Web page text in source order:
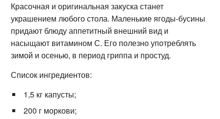
Красочная и оригинальная закуска станет
украшением любого стола. Маленькие ягоды-бусины
придают блюду аппетитный внешний вид и
насыщают витамином С. Его полезно употреблять
зимой и осенью, в период гриппа и простуд.
Список ингредиентов:
1,5 кг капусты;
200 г моркови;